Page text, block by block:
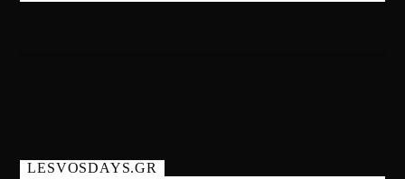
LESVOSDAYS.GR